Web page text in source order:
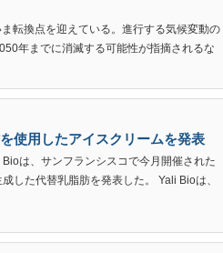
転換点を迎えている。進行する気候変動の
年までに消滅する可能性が指摘されるな
使用したアイスクリームを発表
は、サンフランシスコで今月開催された
した代替乳脂肪を発表した。 Yali Bioは、